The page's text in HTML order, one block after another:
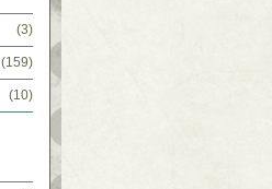
(3)
(159)
(10)